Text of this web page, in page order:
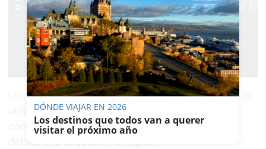
Los artistas participantes tienen la oportunidad de
utilizar su creatividad para concienciar a la
comunidad sobre los desafíos que enfrentamos
debido a la sequía en la región.
DÓNDE VIAJAR EN 2026
Los destinos que todos van a querer
visitar el próximo año